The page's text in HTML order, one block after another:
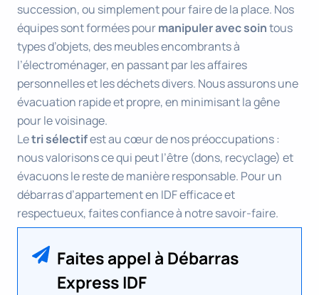
succession, ou simplement pour faire de la place. Nos
équipes sont formées pourmanipuler avec sointous
types d’objets, des meubles encombrants à
l’électroménager, en passant par les affaires
personnelles et les déchets divers. Nous assurons une
évacuation rapide et propre, en minimisant la gêne
pour le voisinage.
Letri sélectifest au cœur de nos préoccupations :
nous valorisons ce qui peut l’être (dons, recyclage) et
évacuons le reste de manière responsable. Pour un
débarras d’appartement en IDF efficace et
respectueux, faites confiance à notre savoir-faire.
Faites appel à Débarras
Express IDF